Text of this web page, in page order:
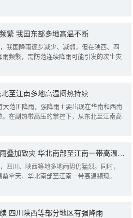
繁 我国东部多地高温不断
我国降雨逐步减少、减弱，但在陕西、四
频繁，需防范连续降雨可能引发的次生灾
至江南多地高温闷热持续
大范围降雨，强降雨主要出现在华南和西南
在副热带高压的掌控下，从东北至江南高
四川陕西等地需警惕降雨叠加致灾 华北南部至江南一带高温频现
四川、陕西等地多地雨势仍猛烈。同时，
拿天，华北南部至江南一带高温频现。
四川陕西等部分地区有强降雨